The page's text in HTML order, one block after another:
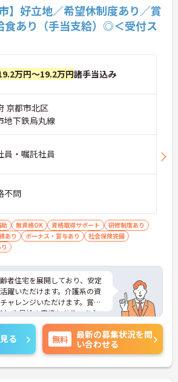
】好立地／希望休制度あり／賞
食あり（手当支給）◎＜受付ス
万円～19.2万円諸手当込み
京都市北区
地下鉄烏丸線
員・嘱託社員
不問
無資格OK 資格取得サポート
研修制度あり
あり
ボーナス・賞与あり
社会保険完備
者住宅を展開しており、安定
躍いただけます。介護系の資
ャレンジいただけます。賞与
）や昇給の実績もあり、あな
と評価されます。無料の社員
休からの復職をサポートする
）制度（最大10万円）、資格
万円補助）など、福利厚生も
研修やキャリアパス制度も整
プを目指したい方にも最適で
る 無料
最新の募集状況を問
い合わせる